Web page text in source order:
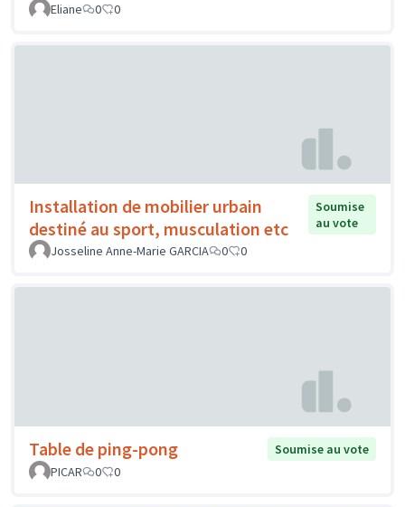
Eliane
0 0
Installation de mobilier urbain
destiné au sport, musculation etc
Soumise
au vote
Josseline Anne-Marie GARCIA
0 0
Table de ping-pong
Soumise au vote
PICAR
0 0